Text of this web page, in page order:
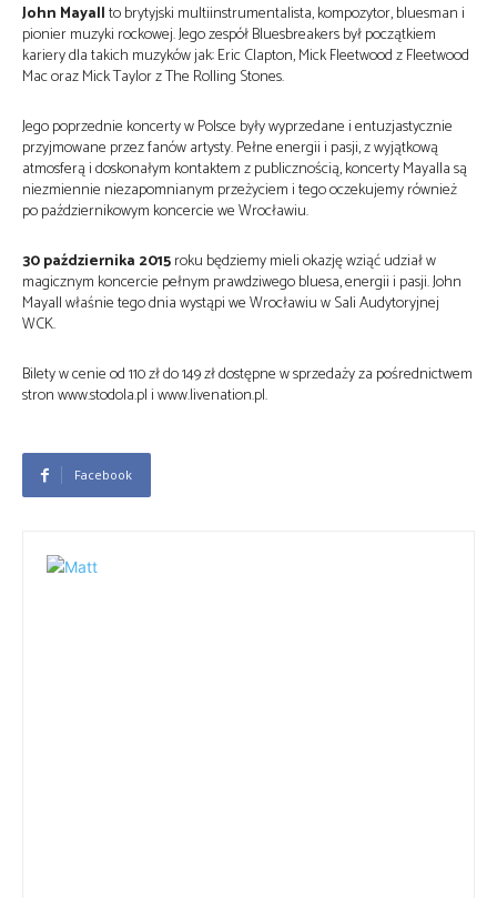
John Mayallto brytyjski multiinstrumentalista, kompozytor, bluesman i
pionier muzyki rockowej. Jego zespół Bluesbreakers był początkiem
kariery dla takich muzyków jak: Eric Clapton, Mick Fleetwood z Fleetwood
Mac oraz Mick Taylor z The Rolling Stones.
Jego poprzednie koncerty w Polsce były wyprzedane i entuzjastycznie
przyjmowane przez fanów artysty. Pełne energii i pasji, z wyjątkową
atmosferą i doskonałym kontaktem z publicznością, koncerty Mayalla są
niezmiennie niezapomnianym przeżyciem i tego oczekujemy również
po październikowym koncercie we Wrocławiu.
30 października 2015roku będziemy mieli okazję wziąć udział w
magicznym koncercie pełnym prawdziwego bluesa, energii i pasji. John
Mayall właśnie tego dnia wystąpi we Wrocławiu w Sali Audytoryjnej
WCK.
Bilety w cenie od 110 zł do 149 zł dostępne w sprzedaży za pośrednictwem
stron www.stodola.pl i www.livenation.pl.
Facebook